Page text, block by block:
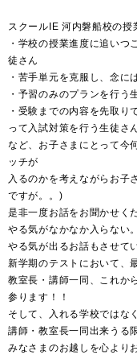
スクールIE 河内磐船校の授
・学校の授業進度に追いつ
徒さん
・苦手単元を克服し、念に
・予習のみのプランを行う
・受験までの内容を先取り
って入試対策を行う生徒さ
など、お子さまにとって今
ッチが
入るのかを考えながらお子
ですが。。)
是非一度お話をお聞かせく
やる気がなかなか入らない
やる気が出るお話もさせて
新学期のテストにおいて、
教室長・講師一同、これか
参ります！！
そして、入れる学校ではな
講師・教室長一同出来うる
みなさまのお越しを心より